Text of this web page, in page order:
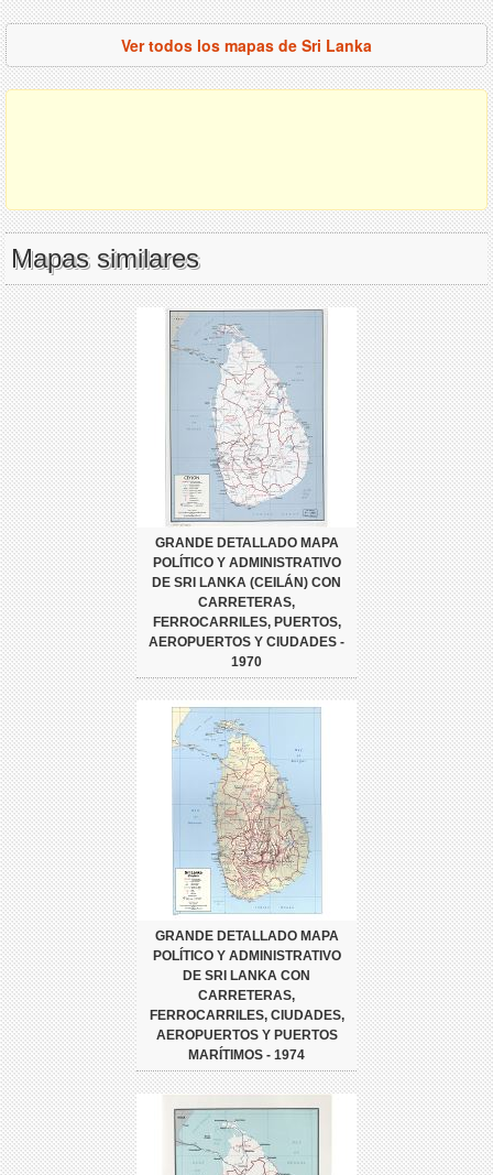
Ver todos los mapas de Sri Lanka
Mapas similares
GRANDE DETALLADO MAPA
POLÍTICO Y ADMINISTRATIVO
DE SRI LANKA (CEILÁN) CON
CARRETERAS,
FERROCARRILES, PUERTOS,
AEROPUERTOS Y CIUDADES -
1970
GRANDE DETALLADO MAPA
POLÍTICO Y ADMINISTRATIVO
DE SRI LANKA CON
CARRETERAS,
FERROCARRILES, CIUDADES,
AEROPUERTOS Y PUERTOS
MARÍTIMOS - 1974